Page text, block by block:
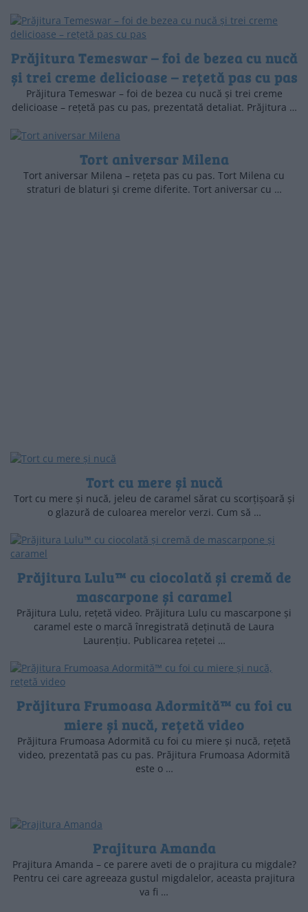
Prăjitura Temeswar – foi de bezea cu nucă
și trei creme delicioase – rețetă pas cu pas
Prăjitura Temeswar – foi de bezea cu nucă și trei creme
delicioase – rețetă pas cu pas, prezentată detaliat. Prăjitura …
Tort aniversar Milena
Tort aniversar Milena – rețeta pas cu pas. Tort Milena cu
straturi de blaturi și creme diferite. Tort aniversar cu …
Tort cu mere și nucă
Tort cu mere și nucă, jeleu de caramel sărat cu scorțișoară și
o glazură de culoarea merelor verzi. Cum să …
Prăjitura Lulu™ cu ciocolată și cremă de
mascarpone și caramel
Prăjitura Lulu, rețetă video. Prăjitura Lulu cu mascarpone și
caramel este o marcă înregistrată deținută de Laura
Laurențiu. Publicarea rețetei …
Prăjitura Frumoasa Adormită™ cu foi cu
miere și nucă, rețetă video
Prăjitura Frumoasa Adormită cu foi cu miere și nucă, rețetă
video, prezentată pas cu pas. Prăjitura Frumoasa Adormită
este o …
Prajitura Amanda
Prajitura Amanda – ce parere aveti de o prajitura cu migdale?
Pentru cei care agreeaza gustul migdalelor, aceasta prajitura
va fi …